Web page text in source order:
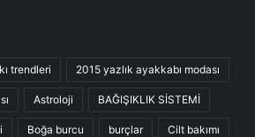
trendleri 2015 yazlık ayakkabı modası
Astroloji BAĞIŞIKLIK SİSTEMİ
Boğa burcu burçlar Cilt bakımı